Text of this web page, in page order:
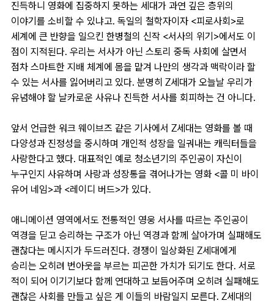
진득하니 영화에 집중하지 못하는 세대가 과연 깊은 층위의
이야기를 소비할 수 있냐고. 독일의 철학자이자 <피로사회>로
세계에 큰 반향을 일으킨 한병철의 신작 <서사의 위기>에서도 이
점이 지적된다. 우리는 서사가 아닌 스토리 중독 사회에 살면서
점차 스마트한 지배 체계에 몸을 맡겨 나만의 생각과 맥락이라 할
수 있는 서사를 잃어버리고 있다. 분명히 Z세대가 오늘날 우리가
유념해야 할 날카로운 사유나 진득한 서사를 회피하는 건 아니다.
앞서 언급한 워크 웨이브즈 같은 기사에서 Z세대는 영화를 볼 때
다양성과 진정성을 중시하며 개인적 성장을 일궈내는 캐릭터들을
사랑한다고 했다. 대표적인 예로 청소년기의 주인공이 자신이
누구인지 사유하며 사랑과 성장통을 겪어나가는 영화 <콜 미 바이
유어 네임>과 <레이디 버드>가 있다.
애니메이션 영역에서도 전통적인 영웅 서사를 따르는 주인공이
역경을 딛고 승리하는 구조가 아닌 역경과 함께 살아가며 실패해도
괜찮다는 메시지가 두드러진다. 경쟁이 일상화된 Z세대에게
승리는 오히려 번아웃을 부르는 피곤한 가치가 되기도 한다. 서로
적이 되어 이기기보다 함께 연대하고 보듬어주며 오히려 실패해도
괜찮은 사회를 만들고 싶은 게 이들의 바람일지 모른다. Z세대의